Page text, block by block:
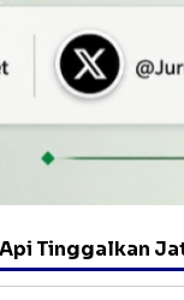
Tinggalkan